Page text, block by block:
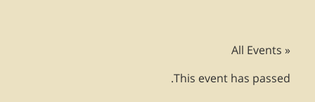
« All Events
This event has passed.